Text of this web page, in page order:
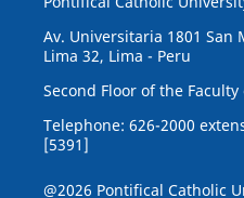
Av. Universitaria 1801 San
Lima 32, Lima - Peru
Second Floor of the Faculty
Telephone: 626-2000
[5391]
@2026 Pontifical Catholic